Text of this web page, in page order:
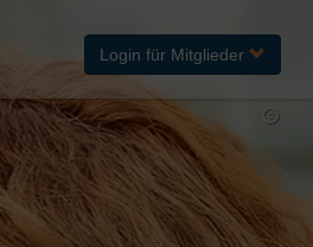
Login für Mitglieder